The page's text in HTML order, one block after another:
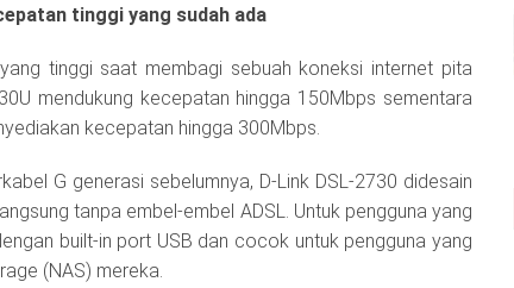
tinggi yang sudah ada
tinggi saat membagi sebuah koneksi internet pita
mendukung kecepatan hingga 150Mbps sementara
kecepatan hingga 300Mbps.
G generasi sebelumnya, D-Link DSL-2730 didesain
tanpa embel-embel ADSL. Untuk pengguna yang
built-in port USB dan cocok untuk pengguna yang
(NAS) mereka.